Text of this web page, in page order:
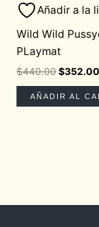
Añadir a la
Wild Wild
PLaymat
$440.00$352.00
AÑADIR AL